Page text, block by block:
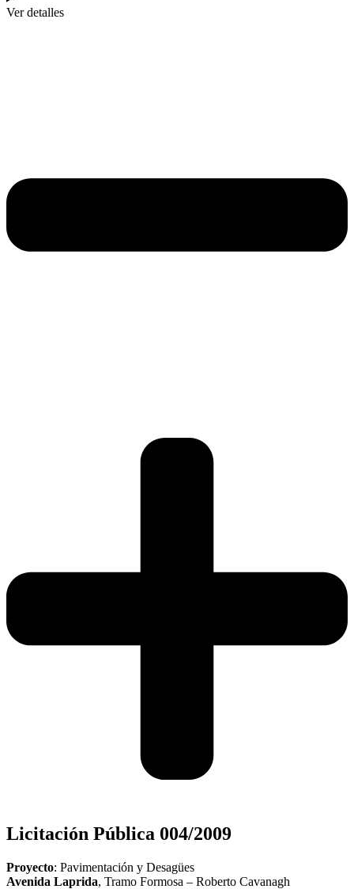
Ver detalles
Licitación Pública 004/2009
Proyecto: Pavimentación y Desagües
Avenida Laprida, Tramo Formosa – Roberto Cavanagh